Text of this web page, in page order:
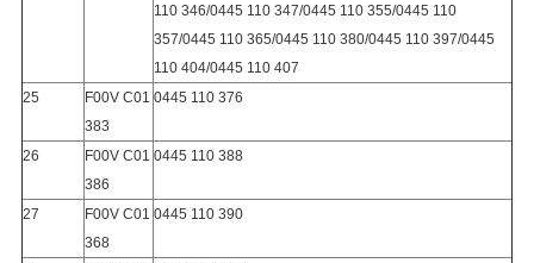
110 346/0445 110 347/0445 110 355/0445 110
357/0445 110 365/0445 110 380/0445 110 397/0445
110 404/0445 110 407
25
F00V C01
383
0445 110 376
26
F00V C01
386
0445 110 388
27
F00V C01
368
0445 110 390